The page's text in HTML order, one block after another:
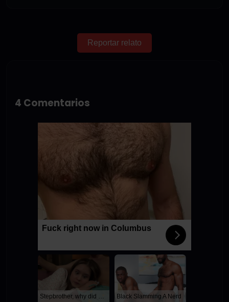
Reportar relato
4 Comentarios
Fuck right now in Columbus
Stepbrother, why did you show me your dick? Now I want to fuck you with my wet pussy Black Slamming A Nerd